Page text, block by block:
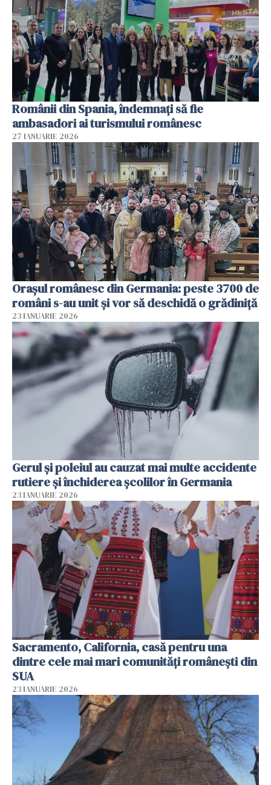
Românii din Spania, îndemnați să fie
ambasadori ai turismului românesc
27 IANUARIE 2026
Orașul românesc din Germania: peste 3700 de
români s-au unit și vor să deschidă o grădiniță
23 IANUARIE 2026
Gerul şi poleiul au cauzat mai multe accidente
rutiere şi închiderea şcolilor în Germania
23 IANUARIE 2026
Sacramento, California, casă pentru una
dintre cele mai mari comunități românești din
SUA
23 IANUARIE 2026